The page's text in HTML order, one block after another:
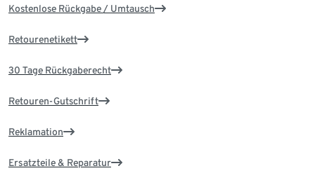
Kostenlose Rückgabe / Umtausch
Retourenetikett
30 Tage Rückgaberecht
Retouren-Gutschrift
Reklamation
Ersatzteile & Reparatur